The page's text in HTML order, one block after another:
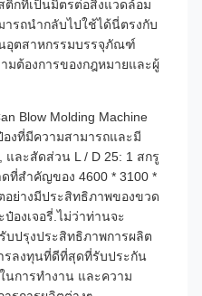
กที่เป็นมิตรต่อสิ่งแวดล้อม
รถนํากลับไปใช้ได้นี่ตรงกับ
อุตสาหกรรมบรรจุภัณฑ์
มต้องการของกฎหมายและผู้
Blow Molding Machine
งที่มีความสามารถและมี
ละสัดส่วน L / D 25: 1 สกรู
ที่สําคัญของ 4600 * 3100 *
อย่างมีประสิทธิภาพของขวด
องเจอรี่.ไม่ว่าท่านจะ
บปรุงประสิทธิภาพการผลิต
รลงทุนที่ดีที่สุดที่รับประกัน
การทํางาน และความ